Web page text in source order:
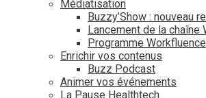
Médiatisation
Buzzy’Show : nouveau
Lancement de la chaîne
Programme
Enrichir vos contenus
Buzz Podcast
Animer vos événements
La Pause Healthtech